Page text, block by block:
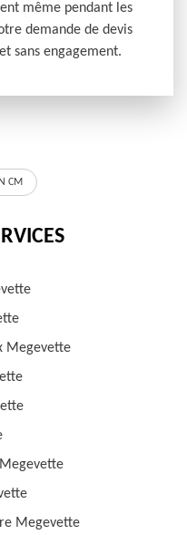
même pendant les
demande de devis
sans engagement.
CM
Megevette
Megevette